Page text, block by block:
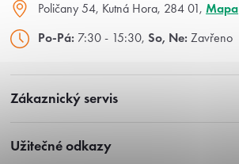
Zákaznický servis
Užitečné odkazy
Poličany 54, Kutná Hora, 284 01, Mapa
Po-Pá: 7:30 - 15:30, So, Ne: Zavřeno